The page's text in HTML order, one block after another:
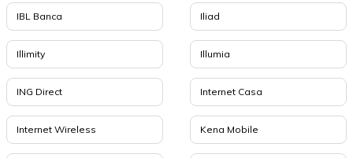
IBL Banca Iliad
Illimity Illumia
ING Direct Internet Casa
Internet Wireless Kena Mobile